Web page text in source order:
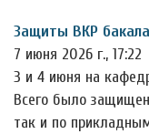
Защиты ВКР
7 июня 2026 г., 17:22
3 и 4 июня на
Всего было
так и по